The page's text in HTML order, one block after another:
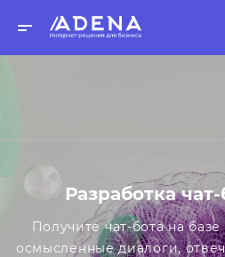
Разработка чат-
Получите чат-бота на
осмысленные диалоги,